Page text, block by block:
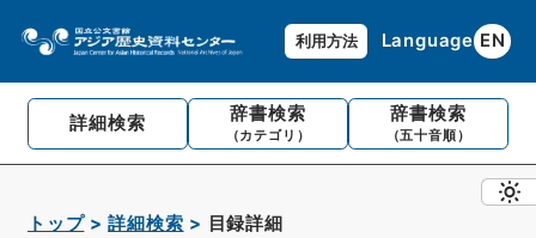
利用方法 Language EN
詳細検索 辞書検索
（カテゴリ）
辞書検索
（五十音順）
トップ 詳細検索 目録詳細